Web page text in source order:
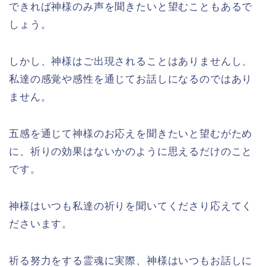
できれば神様のみ声を聞きたいと望むこともあるで
しょう。
しかし、神様はご出現されることはありませんし、
私達の感覚や感性を通じてお話しになるのではあり
ません。
五感を通じて神様のお応えを聞きたいと望むがため
に、祈りの効果はないかのように思えるだけのこと
です。
神様はいつも私達の祈りを聞いてくださり応えてく
ださいます。
祈る努力をする霊魂に実際、神様はいつもお話しに